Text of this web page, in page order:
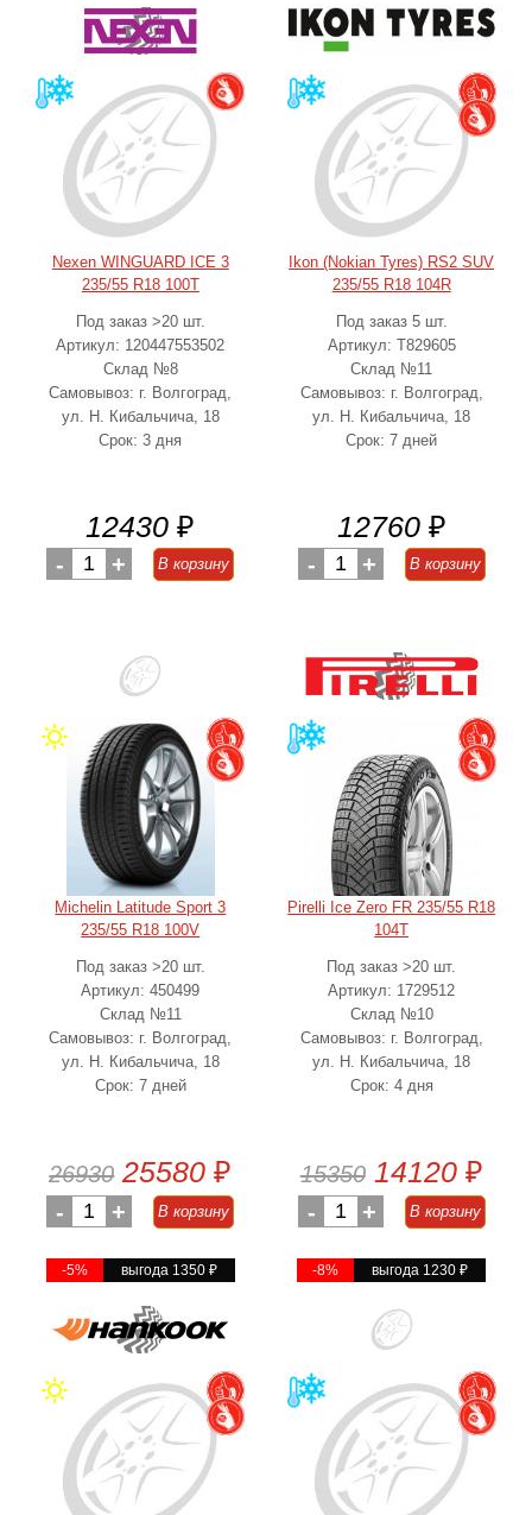
Nexen WINGUARD ICE 3
235/55 R18 100T
Под заказ >20 шт.
Артикул: 120447553502
Склад №8
Самовывоз: г. Волгоград,
ул. Н. Кибальчича, 18
Срок: 3 дня
12430 ₽
- 1 + В корзину
Ikon (Nokian Tyres) RS2 SUV
235/55 R18 104R
Под заказ 5 шт.
Артикул: T829605
Склад №11
Самовывоз: г. Волгоград,
ул. Н. Кибальчича, 18
Срок: 7 дней
12760 ₽
- 1 + В корзину
Michelin Latitude Sport 3
235/55 R18 100V
Под заказ >20 шт.
Артикул: 450499
Склад №11
Самовывоз: г. Волгоград,
ул. Н. Кибальчича, 18
Срок: 7 дней
26930 25580 ₽
- 1 + В корзину
-5% выгода 1350 ₽
Pirelli Ice Zero FR 235/55 R18
104T
Под заказ >20 шт.
Артикул: 1729512
Склад №10
Самовывоз: г. Волгоград,
ул. Н. Кибальчича, 18
Срок: 4 дня
15350 14120 ₽
- 1 + В корзину
-8% выгода 1230 ₽